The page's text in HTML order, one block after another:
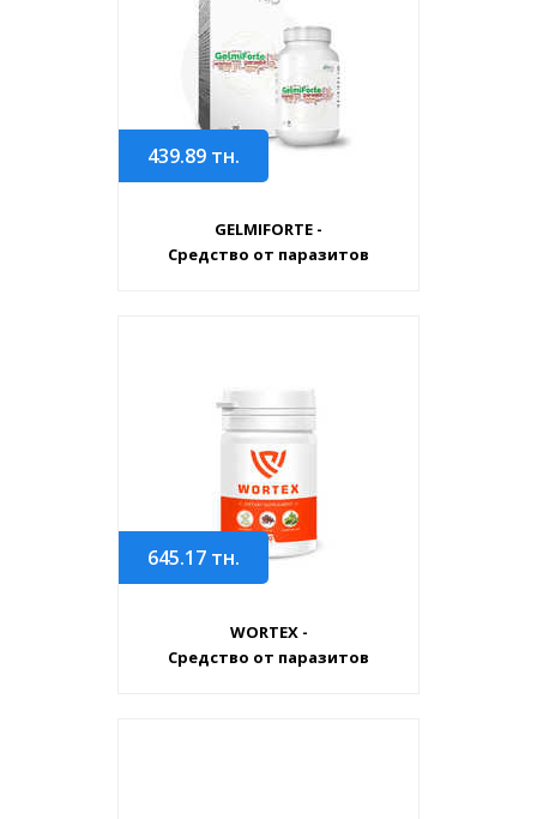
439.89 тн.
GELMIFORTE -
Средство от паразитов
645.17 тн.
WORTEX -
Средство от паразитов